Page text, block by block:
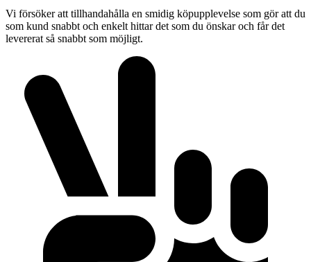
Vi försöker att tillhandahålla en smidig köpupplevelse som gör att du
som kund snabbt och enkelt hittar det som du önskar och får det
levererat så snabbt som möjligt.